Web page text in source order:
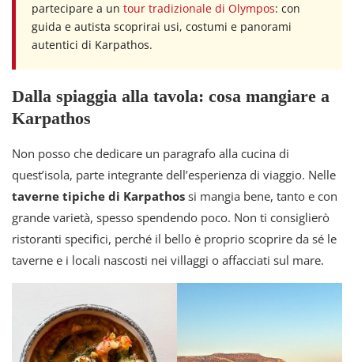
partecipare a un tour tradizionale di Olympos: con
guida e autista scoprirai usi, costumi e panorami
autentici di Karpathos.
Dalla spiaggia alla tavola: cosa mangiare a
Karpathos
Non posso che dedicare un paragrafo alla cucina di
quest’isola, parte integrante dell’esperienza di viaggio. Nelle
taverne tipiche di Karpathos si mangia bene, tanto e con
grande varietà, spesso spendendo poco. Non ti consiglierò
ristoranti specifici, perché il bello è proprio scoprire da sé le
taverne e i locali nascosti nei villaggi o affacciati sul mare.